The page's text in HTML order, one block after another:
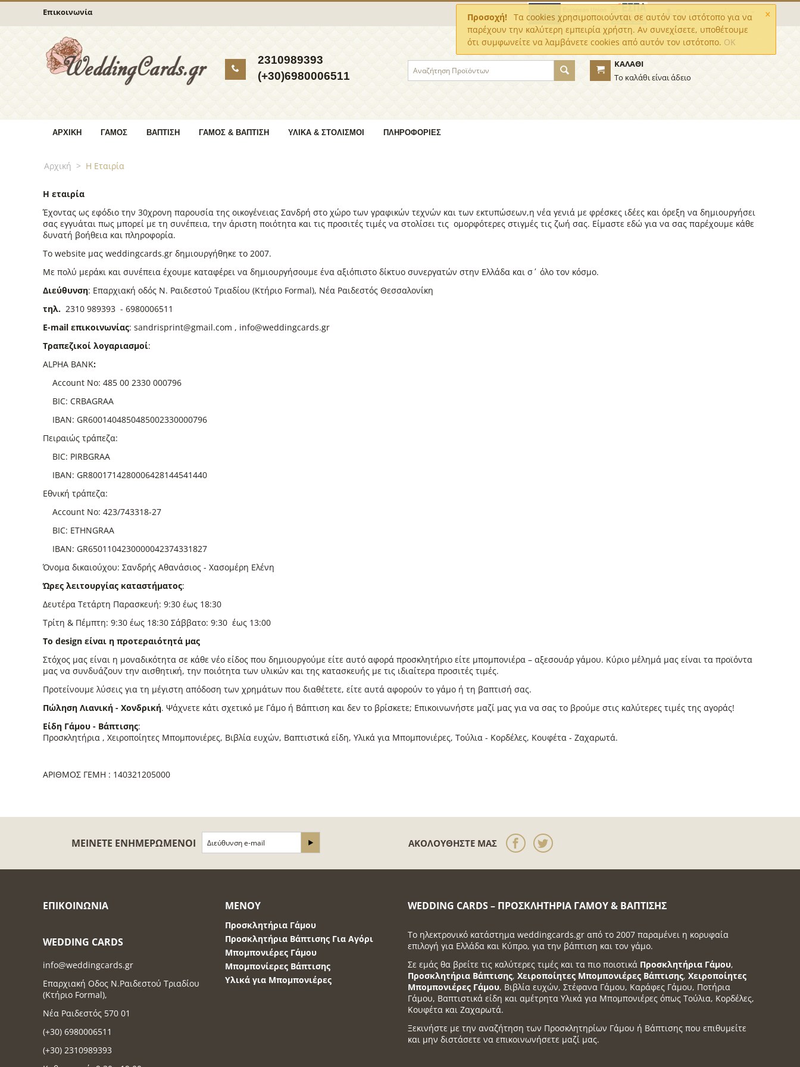
×
Προσοχή!
Τα cookies χρησιμοποιούνται σε αυτόν τον ιστότοπο για να
παρέχουν την καλύτερη εμπειρία χρήστη. Αν συνεχίσετε, υποθέτουμε
ότι συμφωνείτε να λαμβάνετε cookies από αυτόν τον ιστότοπο. OK
Επικοινωνία Ο Λογαριασμός μου
2310989393
(+30)6980006511
ΚΑΛΆΘΙ
Το καλάθι είναι άδειο
ΑΡΧΙΚΉ ΓΆΜΟΣ ΒΆΠΤΙΣΗ ΓΆΜΟΣ & ΒΆΠΤΙΣΗ ΥΛΙΚΆ & ΣΤΟΛΙΣΜΟΊ ΠΛΗΡΟΦΟΡΊΕΣ
Αρχική > Η Εταιρία
Η εταιρία
Έχοντας ως εφόδιο την 30χρονη παρουσία της οικογένειας Σανδρή στο χώρο των γραφικών τεχνών και των εκτυπώσεων,η νέα γενιά με φρέσκες ιδέες και όρεξη να δημιουργήσει
σας εγγυάται πως μπορεί με τη συνέπεια, την άριστη ποιότητα και τις προσιτές τιμές να στολίσει τις ομορφότερες στιγμές τις ζωή σας. Είμαστε εδώ για να σας παρέχουμε κάθε
δυνατή βοήθεια και πληροφορία.
Το website μας weddingcards.gr δημιουργήθηκε το 2007.
Με πολύ μεράκι και συνέπεια έχουμε καταφέρει να δημιουργήσουμε ένα αξιόπιστο δίκτυο συνεργατών στην Ελλάδα και σ΄ όλο τον κόσμο.
Διεύθυνση: Επαρχιακή οδός Ν. Ραιδεστού Τριαδίου (Κτήριο Formal), Νέα Ραιδεστός Θεσσαλονίκη
τηλ. 2310 989393 - 6980006511
E-mail επικοινωνίας: sandrisprint@gmail.com , info@weddingcards.gr
Τραπεζικοί λογαριασμοί:
ALPHA BANK:
Account No: 485 00 2330 000796
BIC: CRBAGRAA
IBAN: GR6001404850485002330000796
Πειραιώς τράπεζα:
BIC: PIRBGRAA
IBAN: GR8001714280006428144541440
Εθνική τράπεζα:
Account No: 423/743318-27
BIC: ETHNGRAA
IBAN: GR6501104230000042374331827
Όνομα δικαιούχου: Σανδρής Αθανάσιος - Χασομέρη Ελένη
Ώρες λειτουργίας καταστήματος:
Δευτέρα Τετάρτη Παρασκευή: 9:30 έως 18:30
Τρίτη & Πέμπτη: 9:30 έως 18:30 Σάββατο: 9:30 έως 13:00
Το design είναι η προτεραιότητά μας
Στόχος μας είναι η μοναδικότητα σε κάθε νέο είδος που δημιουργούμε είτε αυτό αφορά προσκλητήριο είτε μπομπονιέρα – αξεσουάρ γάμου. Κύριο μέλημά μας είναι τα προϊόντα
μας να συνδυάζουν την αισθητική, την ποιότητα των υλικών και της κατασκευής με τις ιδιαίτερα προσιτές τιμές.
Προτείνουμε λύσεις για τη μέγιστη απόδοση των χρημάτων που διαθέτετε, είτε αυτά αφορούν το γάμο ή τη βαπτισή σας.
Πώληση Λιανική - Χονδρική. Ψάχνετε κάτι σχετικό με Γάμο ή Βάπτιση και δεν το βρίσκετε; Επικοινωνήστε μαζί μας για να σας το βρούμε στις καλύτερες τιμές της αγοράς!
Είδη Γάμου - Βάπτισης:
Προσκλητήρια , Χειροποίητες Μπομπονιέρες, Βιβλία ευχών, Βαπτιστικά είδη, Υλικά για Μπομπονιέρες, Τούλια - Κορδέλες, Κουφέτα - Ζαχαρωτά.
ΑΡΙΘΜΟΣ ΓΕΜΗ : 140321205000
ΜΕΊΝΕΤΕ ΕΝΗΜΕΡΩΜΈΝΟΙ ΑΚΟΛΟΥΘΉΣΤΕ ΜΑΣ
ΕΠΙΚΟΙΝΩΝΊΑ
WEDDING CARDS
info@weddingcards.gr
Επαρχιακή Οδος Ν.Ραιδεστού Τριαδίου
(Κτήριο Formal),
Νέα Ραιδεστός 570 01
(+30) 6980006511
(+30) 2310989393
ΜΕΝΟΎ
Προσκλητήρια Γάμου
Προσκλητήρια Βάπτισης Για Αγόρι
Μπομπονιέρες Γάμου
Μπομπονίερες Βάπτισης
Υλικά για Μπομπονιέρες
WEDDING CARDS – ΠΡΟΣΚΛΗΤΉΡΙΑ ΓΆΜΟΥ & ΒΆΠΤΙΣΗΣ
Το ηλεκτρονικό κατάστημα weddingcards.gr από το 2007 παραμένει η κορυφαία
επιλογή για Ελλάδα και Κύπρο, για την βάπτιση και τον γάμο.
Σε εμάς θα βρείτε τις καλύτερες τιμές και τα πιο ποιοτικά Προσκλητήρια Γάμου,
Προσκλητήρια Βάπτισης, Χειροποίητες Μπομπονιέρες Βάπτισης, Χειροποίητες
Μπομπονιέρες Γάμου, Βιβλία ευχών, Στέφανα Γάμου, Καράφες Γάμου, Ποτήρια
Γάμου, Βαπτιστικά είδη και αμέτρητα Υλικά για Μπομπονιέρες όπως Τούλια, Κορδέλες,
Κουφέτα και Ζαχαρωτά.
Ξεκινήστε με την αναζήτηση των Προσκλητηρίων Γάμου ή Βάπτισης που επιθυμείτε
και μην διστάσετε να επικοινωνήσετε μαζί μας.